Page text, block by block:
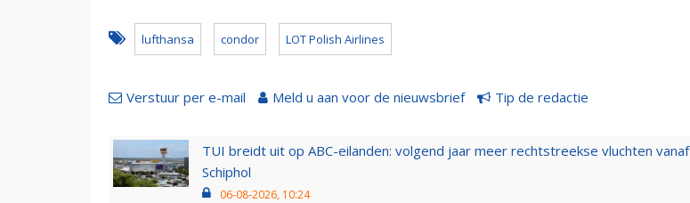
lufthansa condor LOT Polish Airlines
Verstuur per e-mail Meld u aan voor de nieuwsbrief Tip de redactie
TUI breidt uit op ABC-eilanden: volgend jaar meer rechtstreekse vluchten vanaf
Schiphol
06-08-2026, 10:24